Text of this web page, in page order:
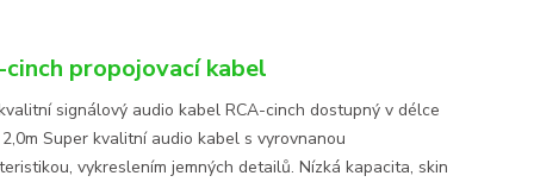
cinch propojovací kabel
signálový audio kabel RCA-cinch dostupný v délce
2,0m Super kvalitní audio kabel s vyrovnanou
vykreslením jemných detailů. Nízká kapacita, skin